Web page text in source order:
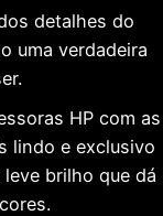
detalhes do
uma verdadeira
HP com as
lindo e exclusivo
brilho que dá